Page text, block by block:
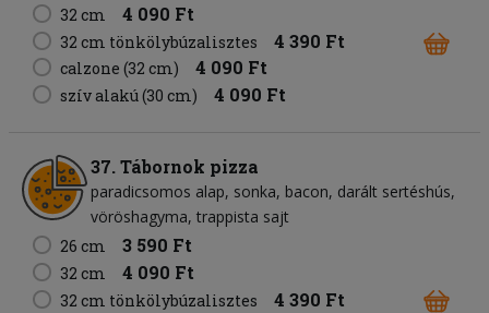
32 cm 4 090 Ft
32 cm tönkölybúzalisztes 4 390 Ft
calzone (32 cm) 4 090 Ft
szív alakú (30 cm) 4 090 Ft
37. Tábornok pizza
paradicsomos alap sonka bacon darált sertéshús
vöröshagyma trappista sajt
26 cm
3 590 Ft
32 cm 4 090 Ft
32 cm tönkölybúzalisztes 4 390 Ft